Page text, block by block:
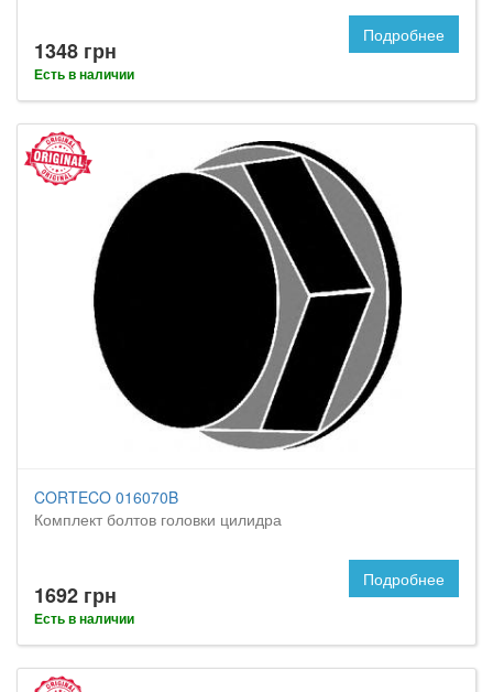
1348 грн
Есть в наличии
Подробнее
CORTECO 016070B
Комплект болтов головки цилидра
1692 грн
Есть в наличии
Подробнее